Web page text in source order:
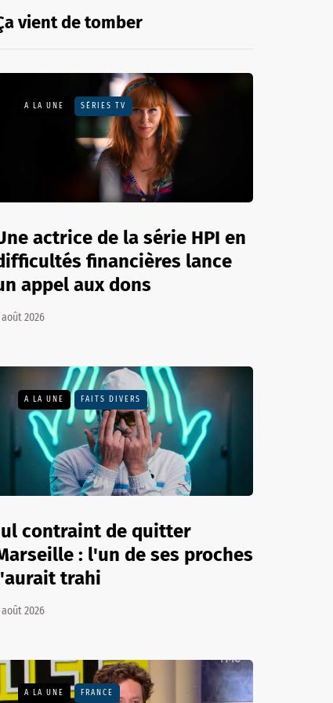
vient de tomber
A LA UNE SÉRIES TV
actrice de la série HPI en
financières lance
appel aux dons
août 2026
A LA UNE FAITS DIVERS
contraint de quitter
: l'un de ses proches
trahi
août 2026
A LA UNE FRANCE